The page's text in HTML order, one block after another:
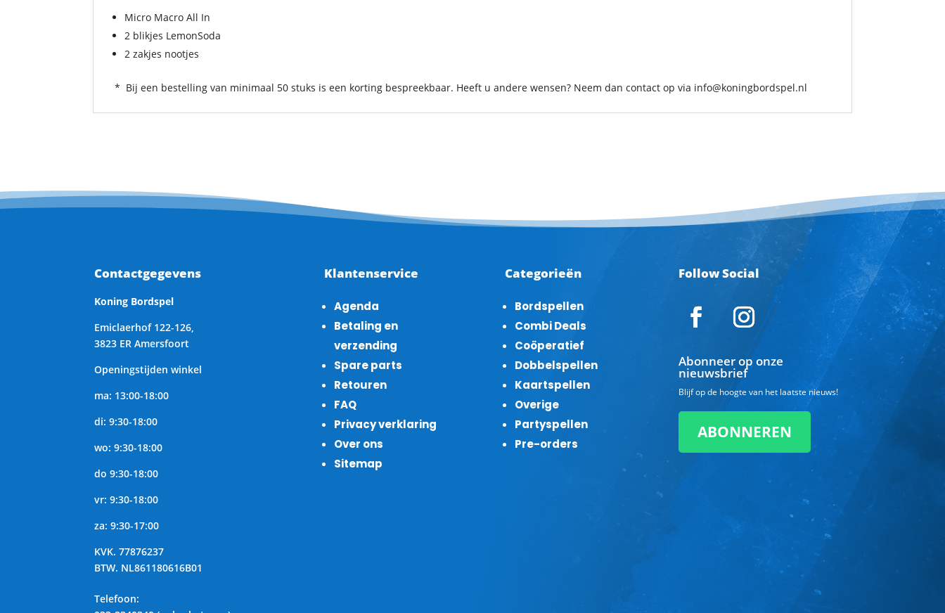
Micro Macro All In
2 blikjes LemonSoda
2 zakjes nootjes
* Bij een bestelling van minimaal 50 stuks is een korting bespreekbaar. Heeft u andere wensen? Neem dan contact op via info@koningbordspel.nl
Contactgegevens
Koning Bordspel
Emiclaerhof 122-126,
3823 ER Amersfoort
Openingstijden winkel
ma: 13:00-18:00
di: 9:30-18:00
wo: 9:30-18:00
do 9:30-18:00
vr: 9:30-18:00
za: 9:30-17:00
KVK. 77876237
BTW. NL861180616B01
Telefoon:
Klantenservice
Agenda
Betaling en
verzending
Spare parts
Retouren
FAQ
Privacy verklaring
Over ons
Sitemap
Categorieën
Bordspellen
Combi Deals
Coöperatief
Dobbelspellen
Kaartspellen
Overige
Partyspellen
Pre-orders
Follow Social
Abonneer op onze
nieuwsbrief
Blijf op de hoogte van het laatste nieuws!
ABONNEREN